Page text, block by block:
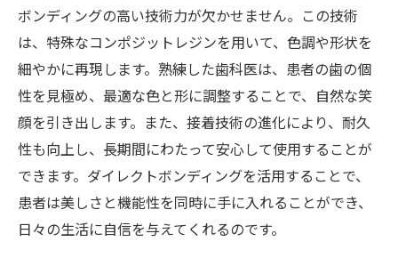
ボンディングの高い技術力が欠かせません。この技術
は、特殊なコンポジットレジンを用いて、色調や形状を
細やかに再現します。熟練した歯科医は、患者の歯の個
性を見極め、最適な色と形に調整することで、自然な笑
顔を引き出します。また、接着技術の進化により、耐久
性も向上し、長期間にわたって安心して使用することが
できます。ダイレクトボンディングを活用することで、
患者は美しさと機能性を同時に手に入れることができ、
日々の生活に自信を与えてくれるのです。